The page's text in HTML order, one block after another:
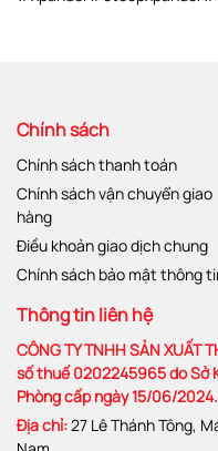
Chính sách
Chính sách thanh toán
Chính sách vận chuyển giao
hàng
Điều khoản giao dịch chung
Chính sách bảo mật thông
Thông tin liên hệ
CÔNG TY TNHH SẢN XUẤT
số thuế 0202245965 do Sở
Phòng cấp ngày 15/06/2024.
Địa chỉ:27 Lê Thánh Tông,